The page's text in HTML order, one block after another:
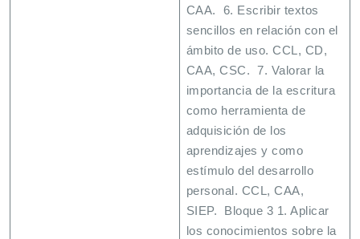
CAA. 6. Escribir textos
sencillos en relación con el
ámbito de uso. CCL, CD,
CAA, CSC. 7. Valorar la
importancia de la escritura
como herramienta de
adquisición de los
aprendizajes y como
estímulo del desarrollo
personal. CCL, CAA,
SIEP. Bloque 3 1. Aplicar
los conocimientos sobre la